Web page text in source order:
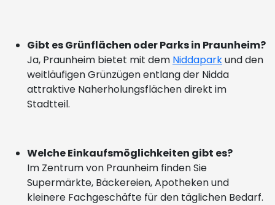
Gibt es Grünflächen oder Parks in Praunheim?
Ja, Praunheim bietet mit dem Niddaparkund den
weitläufigen Grünzügen entlang der Nidda
attraktive Naherholungsflächen direkt im
Stadtteil.
Welche Einkaufsmöglichkeiten gibt es?
Im Zentrum von Praunheim finden Sie
Supermärkte, Bäckereien, Apotheken und
kleinere Fachgeschäfte für den täglichen Bedarf.